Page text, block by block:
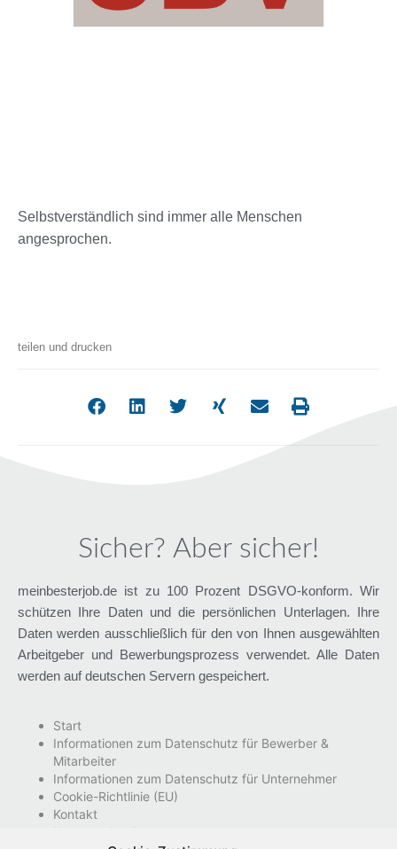
Selbstverständlich sind immer alle Menschen
angesprochen.
teilen und drucken
Sicher? Aber sicher!
meinbesterjob.de ist zu 100 Prozent DSGVO-konform. Wir
schützen Ihre Daten und die persönlichen Unterlagen. Ihre
Daten werden ausschließlich für den von Ihnen ausgewählten
Arbeitgeber und Bewerbungsprozess verwendet. Alle Daten
werden auf deutschen Servern gespeichert.
Start
Informationen zum Datenschutz für Bewerber &
Mitarbeiter
Informationen zum Datenschutz für Unternehmer
Cookie-Richtlinie (EU)
Kontakt
Nutzungsbedingungen